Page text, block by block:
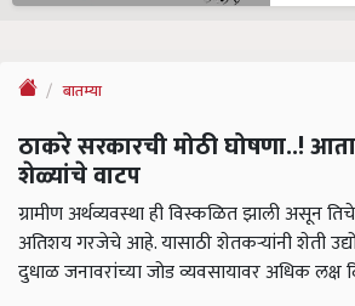
बातम्या
ठाकरे सरकारची मोठी घोषणा..!
शेळ्यांचे वाटप
ग्रामीण अर्थव्यवस्था ही विस्कळित झाली असून
अतिशय गरजेचे आहे. यासाठी शेतकऱ्यांनी शेती
दुधाळ जनावरांच्या जोड व्यवसायावर अधिक लक्ष